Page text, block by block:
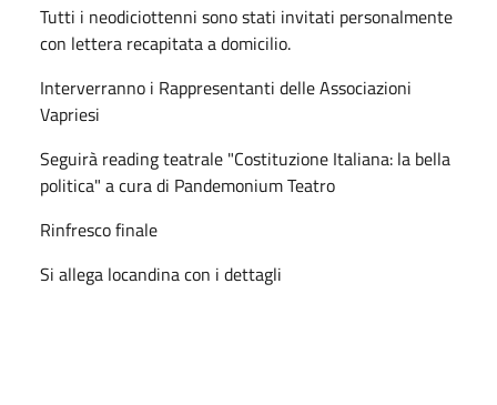
Tutti i neodiciottenni sono stati invitati personalmente
con lettera recapitata a domicilio.
Interverranno i Rappresentanti delle Associazioni
Vapriesi
Seguirà reading teatrale "Costituzione Italiana: la bella
politica" a cura di Pandemonium Teatro
Rinfresco finale
Si allega locandina con i dettagli